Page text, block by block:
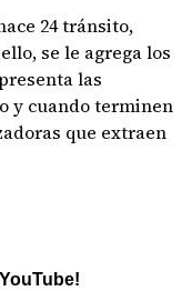
24 tránsito,
se le agrega los
las
y cuando terminen
que extraen